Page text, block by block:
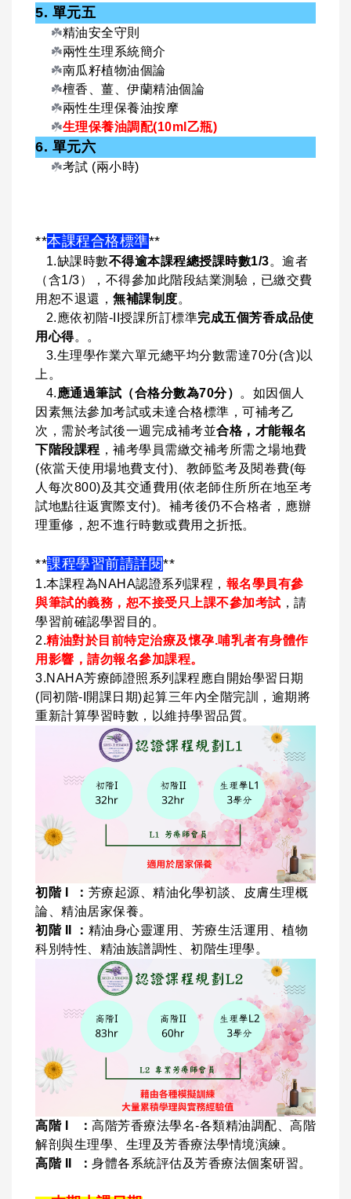
5. 單元五
☘️精油安全守則
☘️兩性生理系統簡介
☘️南瓜籽植物油個論
☘️檀香、薑、伊蘭精油個論
☘️兩性生理保養油按摩
☘️生理保養油調配(10ml乙瓶)
6. 單元六
☘️考試 (兩小時)
**本課程合格標準**
1.缺課時數不得逾本課程總授課時數1/3。逾者
（含1/3），不得參加此階段結業測驗，已繳交費
用恕不退還， 無補課制度。
2.應依初階-II授課所訂標準完成五個芳香成品使
用心得。。
3.生理學作業六單元總平均分數需達70分(含)以
上。
4. 應通過筆試（合格分數為70分）
。如因個人
因素無法參加考試或未達合格標準，可補考乙
次，需於考試後一週完成補考並合格，才能報名
下階段課程 ，補考學員需繳交補考所需之場地費
(依當天使用場地費支付)、教師監考及閱卷費(每
人每次800)及其交通費用(依老師住所所在地至考
試地點往返實際支付)。補考後仍不合格者，應辦
理重修，恕不進行時數或費用之折抵。
**課程學習前請詳閱**
1.本課程為NAHA認證系列課程， 報名學員有參
與筆試的義務，恕不接受只上課不參加考試 ，請
學習前確認學習目的。
2.精油對於目前特定治療及懷孕.哺乳者有身體作
用影響，請勿報名參加課程。
3.NAHA芳療師證照系列課程應自開始學習日期
(同初階-I開課日期)起算三年內全階完訓，逾期將
重新計算學習時數，以維持學習品質。
初階 I ： 芳療起源、精油化學初談、皮膚生理概
論、精油居家保養。
初階 II ： 精油身心靈運用、芳療生活運用、植物
科別特性、精油族譜調性、初階生理學。
高階 I ： 高階芳香療法學名-各類精油調配、高階
解剖與生理學、生理及芳香療法學情境演練。
高階 II ： 身體各系統評估及芳香療法個案研習。